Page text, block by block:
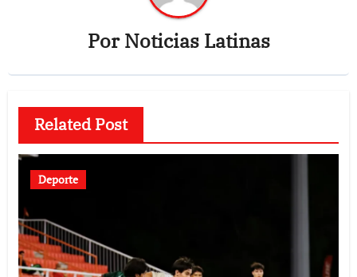
PorNoticias Latinas
Related Post
Deporte